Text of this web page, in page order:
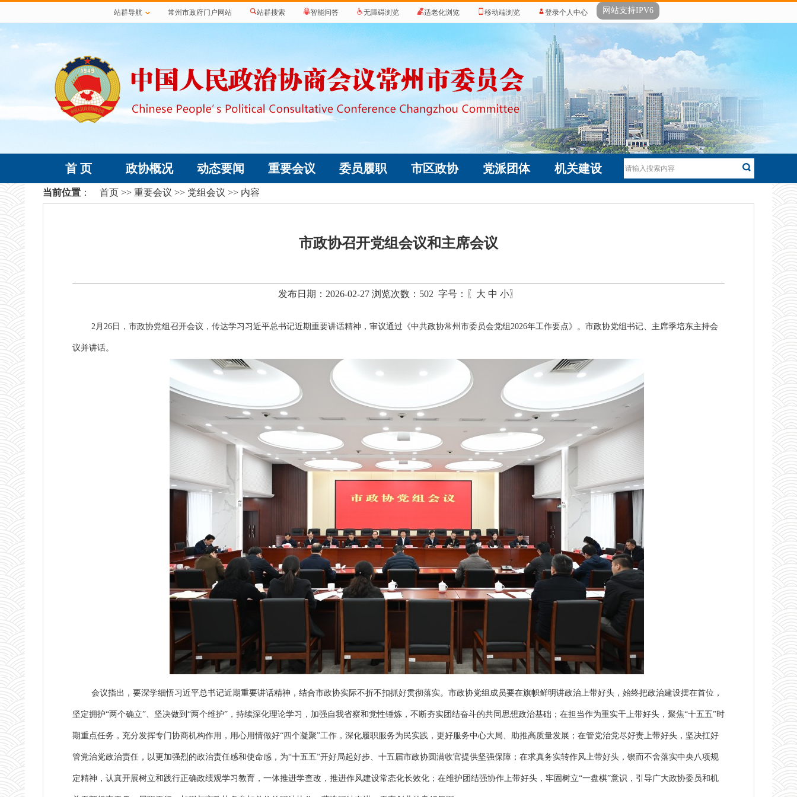
站群导航 常州市政府门户网站 站群搜索 智能问答 无障碍浏览 适老化浏览 移动端浏览 登录个人中心 网站支持IPV6
首 页 政协概况 动态要闻 重要会议 委员履职 市区政协 党派团体 机关建设
当前位置 ： 首页 >> 重要会议 >> 党组会议 >> 内容
市政协召开党组会议和主席会议
发布日期：2026-02-27 浏览次数： 502 字号：〖 大 中 小〗
2月26日，市政协党组召开会议，传达学习习近平总书记近期重要讲话精神，审议通过《中共政协常州市委员会党组2026年工作要点》。市政协党组书记、主席季培东主持会
议并讲话。
会议指出，要深学细悟习近平总书记近期重要讲话精神，结合市政协实际不折不扣抓好贯彻落实。市政协党组成员要在旗帜鲜明讲政治上带好头，始终把政治建设摆在首位，
坚定拥护“两个确立”、坚决做到“两个维护”，持续深化理论学习，加强自我省察和党性锤炼，不断夯实团结奋斗的共同思想政治基础；在担当作为重实干上带好头，聚焦“十五五”时
期重点任务，充分发挥专门协商机构作用，用心用情做好“四个凝聚”工作，深化履职服务为民实践，更好服务中心大局、助推高质量发展；在管党治党尽好责上带好头，坚决扛好
管党治党政治责任，以更加强烈的政治责任感和使命感，为“十五五”开好局起好步、十五届市政协圆满收官提供坚强保障；在求真务实转作风上带好头，锲而不舍落实中央八项规
定精神，认真开展树立和践行正确政绩观学习教育，一体推进学查改，推进作风建设常态化长效化；在维护团结强协作上带好头，牢固树立“一盘棋”意识，引导广大政协委员和机